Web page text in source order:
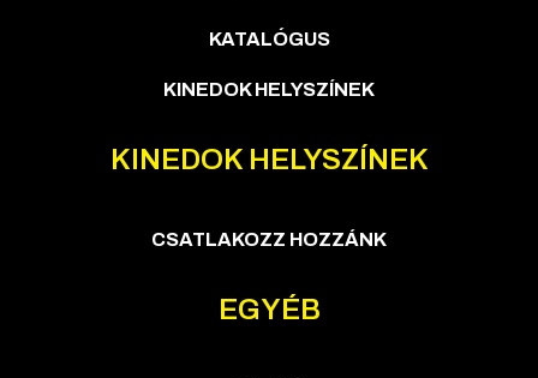
KATALÓGUS
KINEDOK HELYSZÍNEK
KINEDOK HELYSZÍNEK
CSATLAKOZZ HOZZÁNK
EGYÉB